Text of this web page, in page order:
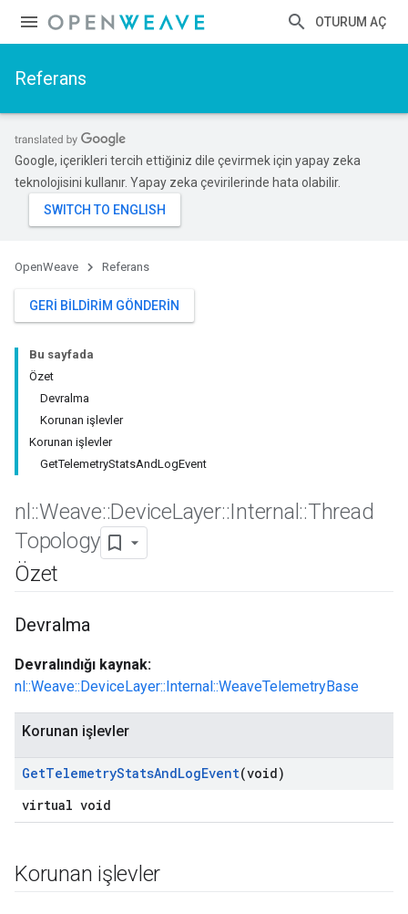
OTURUM AÇ
Referans
Google, içerikleri tercih ettiğiniz dile çevirmek için yapay zeka
teknolojisini kullanır. Yapay zeka çevirilerinde hata olabilir.
OpenWeave Referans
GERI BILDIRIM GÖNDERIN
Bu sayfada
Özet
Devralma
Korunan işlevler
Korunan işlevler
GetTelemetryStatsAndLogEvent
nl ::Weave::DeviceLayer::Internal ::Thread
Topology
Özet
Devralma
Devralındığı kaynak:
nl::Weave::DeviceLayer::Internal::WeaveTelemetryBase
Korunan işlevler
GetTelemetryStatsAndLogEvent(void)
virtual void
Korunan işlevler